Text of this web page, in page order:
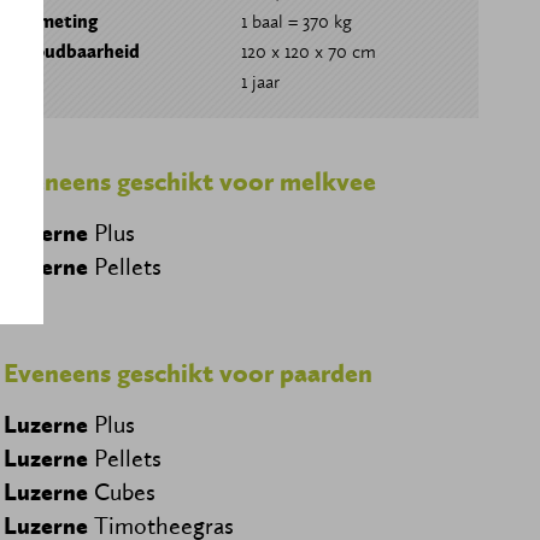
Afmeting
Houdbaarheid
1 baal = 370 kg
120 x 120 x 70 cm
1 jaar
Eveneens geschikt voor melkvee
LuzernePlus
LuzernePellets
Eveneens geschikt voor paarden
LuzernePlus
LuzernePellets
LuzerneCubes
LuzerneTimotheegras